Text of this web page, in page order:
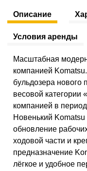
Описание
Условия аренды
Масштабная
компанией
бульдозера нового
весовой категории
компанией в
Новенький Komatsu
обновление
ходовой части и
предназначение
лёгкое и удобное